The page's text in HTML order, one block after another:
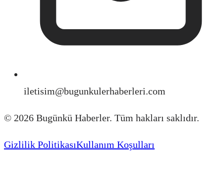
iletisim@bugunkulerhaberleri.com
© 2026 Bugünkü Haberler. Tüm hakları saklıdır.
Gizlilik PolitikasıKullanım Koşulları